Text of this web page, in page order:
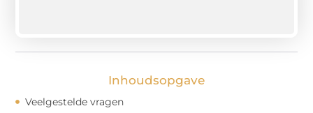
Inhoudsopgave
Veelgestelde vragen